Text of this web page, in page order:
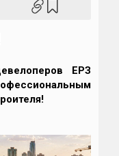
ЕРЗ